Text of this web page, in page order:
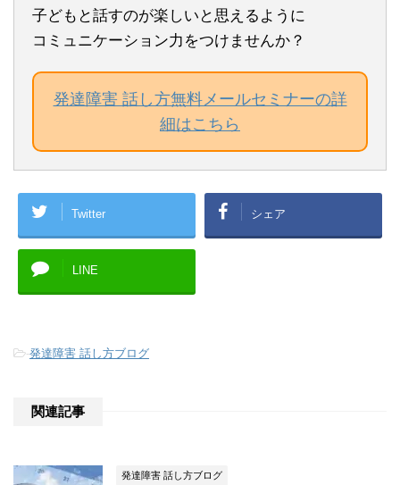
子どもと話すのが楽しいと思えるように
コミュニケーション力をつけませんか？
発達障害 話し方無料メールセミナーの詳
細はこちら
Twitter シェア
LINE
-発達障害 話し方ブログ
関連記事
発達障害 話し方ブログ